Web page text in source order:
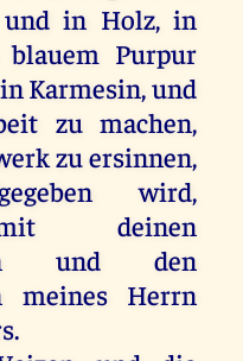
und in Holz,in
blauem Purpur
inKarmesin,und
zu machen,
zuersinnen,
wird,
deinen
und
den
meines
Herrn
.